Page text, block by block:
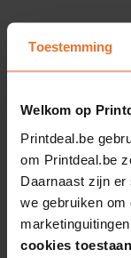
Toestemming
Welkom op
Printdeal.be
om Printdeal.be
Daarnaast zijn
we gebruiken om
cookies